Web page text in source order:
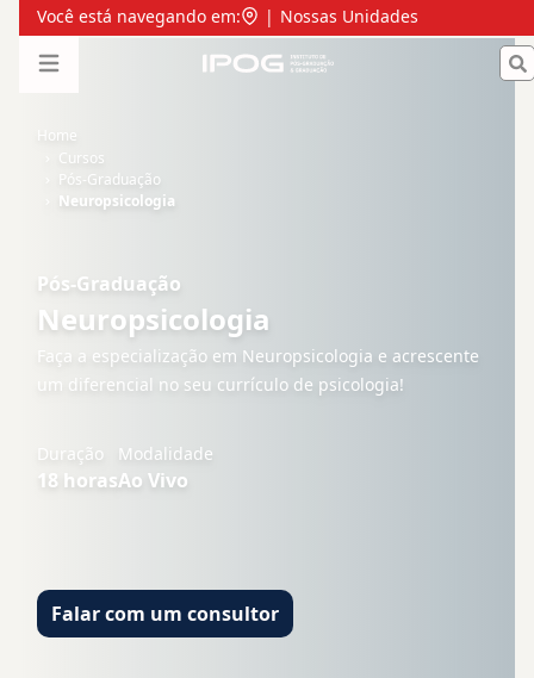
Você está navegando em: | Nossas Unidades
Open menu IPOG
Home
Cursos
Pós-Graduação
Neuropsicologia
Pós-Graduação
Neuropsicologia
Faça a especialização em Neuropsicologia e acrescente
um diferencial no seu currículo de psicologia!
Duração
18 horas
Modalidade
Ao Vivo
Falar com um consultor
Pós Graduação em Neuropsicologia - Ao Vivo | IPOG